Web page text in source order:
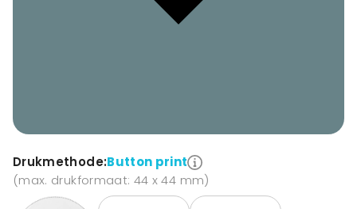
Drukmethode:Button print
(max. drukformaat: 44 x 44 mm)